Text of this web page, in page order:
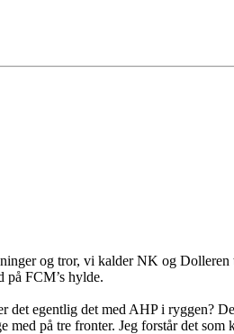
og tror, vi kalder NK og
på FCM’s hylde.
egentlig det med AHP i ryggen?
på tre fronter. Jeg forstår det som